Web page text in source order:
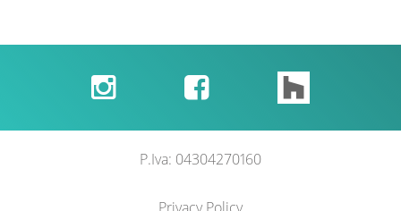
 
P.Iva: 04304270160